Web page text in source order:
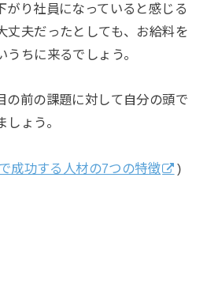
がり社員になっていると感じる
丈夫だったとしても、お給料を
ちに来るでしょう。
の前の課題に対して自分の頭で
ょう。
成功する人材の7つの特徴 )